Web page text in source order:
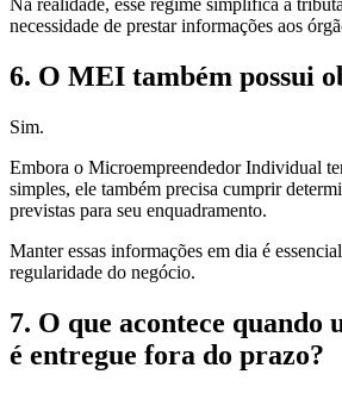
necessidade de prestar informações aos
6. O MEI também possui
Sim.
Embora o Microempreendedor Individual
simples, ele também precisa cumprir
previstas para seu enquadramento.
Manter essas informações em dia é
regularidade do negócio.
7. O que acontece quando
é entregue fora do prazo?